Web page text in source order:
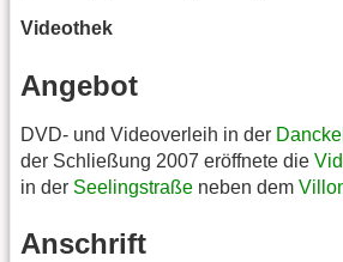
Videothek
Angebot
DVD- und Videoverleih in der
der Schließung 2007 eröffnete die
in der Seelingstraße neben dem
Anschrift